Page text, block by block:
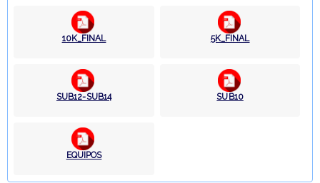
10K_FINAL 5K_FINAL
SUB12-SUB14 SUB10
EQUIPOS